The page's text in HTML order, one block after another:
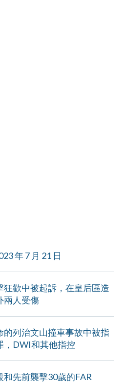
年 7 月 21 日
狂歡中被起訴，在皇后區造
兩人受傷
的列治文山撞車事故中被指
，DWI和其他指控
和先前襲擊30歲的FAR